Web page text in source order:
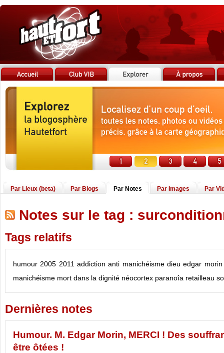
Par Lieux (beta) Par Blogs Par Notes Par Images Par
Notes sur le tag :
Tags relatifs
humour 2005 2011 addiction anti manichéisme dieu edgar morin
manichéisme mort dans la dignité néocortex paranoîa retailleau
Dernières notes
Humour. M. Edgar Morin, MERCI ! Des
être ôtées !